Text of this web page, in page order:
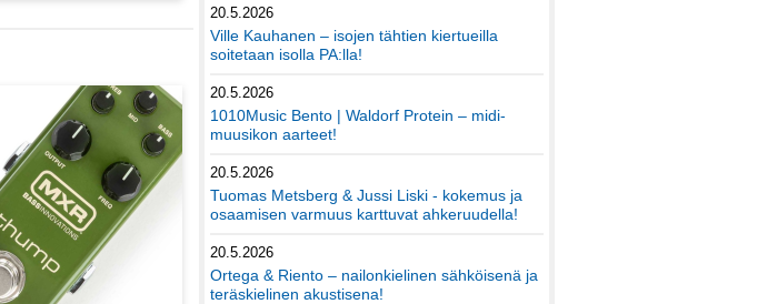
20.5.2026
Ville Kauhanen – isojen tähtien kiertueilla
soitetaan isolla PA:lla!
20.5.2026
1010Music Bento | Waldorf Protein – midi-
muusikon aarteet!
20.5.2026
Tuomas Metsberg & Jussi Liski - kokemus ja
osaamisen varmuus karttuvat ahkeruudella!
20.5.2026
Ortega & Riento – nailonkielinen sähköisenä ja
teräskielinen akustisena!